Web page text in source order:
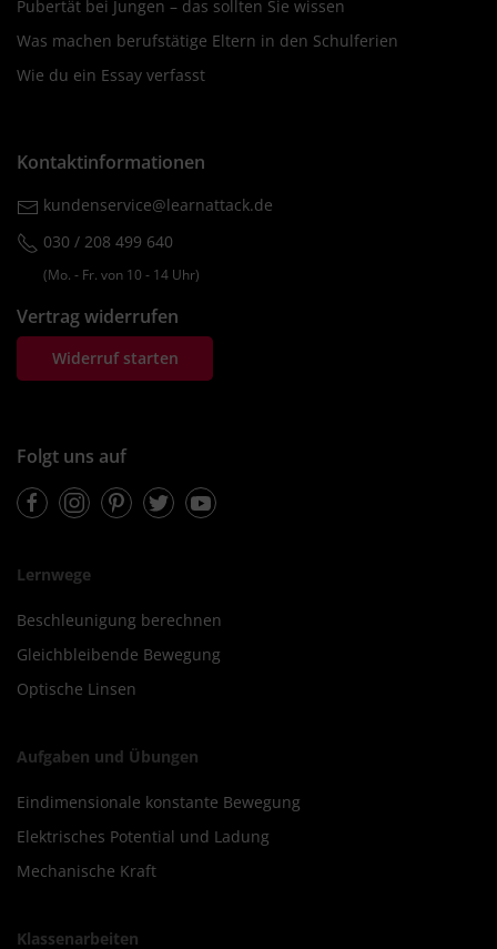
Pubertät bei Jungen – das sollten Sie wissen
Was machen berufstätige Eltern in den Schulferien
Wie du ein Essay verfasst
Kontaktinformationen
kundenservice@learnattack.de
030 / 208 499 640
(Mo. ‐ Fr. von 10 ‐ 14 Uhr)
Vertrag widerrufen
Widerruf starten
Folgt uns auf
FacebookInstagramPinterestTwitterYoutube
Lernwege
Beschleunigung berechnen
Gleichbleibende Bewegung
Optische Linsen
Aufgaben und Übungen
Eindimensionale konstante Bewegung
Elektrisches Potential und Ladung
Mechanische Kraft
Klassenarbeiten